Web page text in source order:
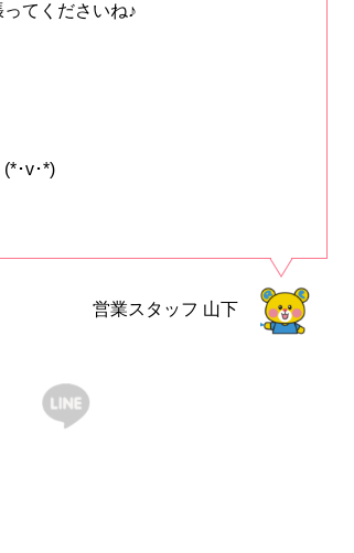
てくださいね♪
･v･*)
営業スタッフ 山下